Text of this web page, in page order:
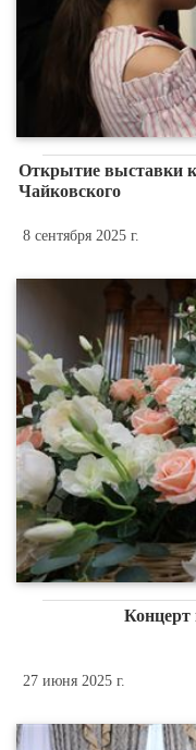
Открытие выставки
Чайковского
8 сентября 2025 г.
27 июня 2025 г.